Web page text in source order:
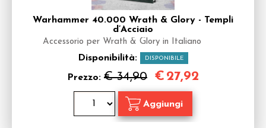
Warhammer 40.000 Wrath & Glory - Templi
d’Acciaio
Accessorio per Wrath & Glory in Italiano
Disponibilità: DISPONIBILE
Prezzo: € 34,90 € 27,92